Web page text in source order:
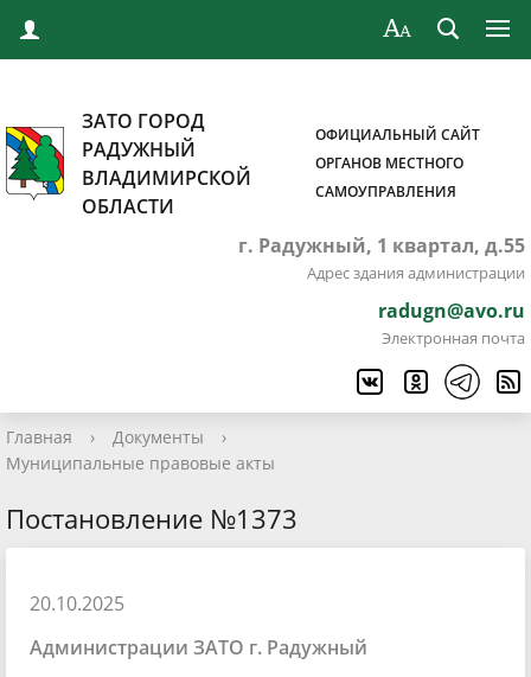
ЗАТО ГОРОД
РАДУЖНЫЙ
ВЛАДИМИРСКОЙ
ОБЛАСТИ
ОФИЦИАЛЬНЫЙ САЙТ
ОРГАНОВ МЕСТНОГО
САМОУПРАВЛЕНИЯ
г. Радужный, 1 квартал, д.55
Адрес здания администрации
radugn@avo.ru
Электронная почта
Главная › Документы
›
Муниципальные правовые акты
Постановление №1373
20.10.2025
Администрации ЗАТО г. Радужный